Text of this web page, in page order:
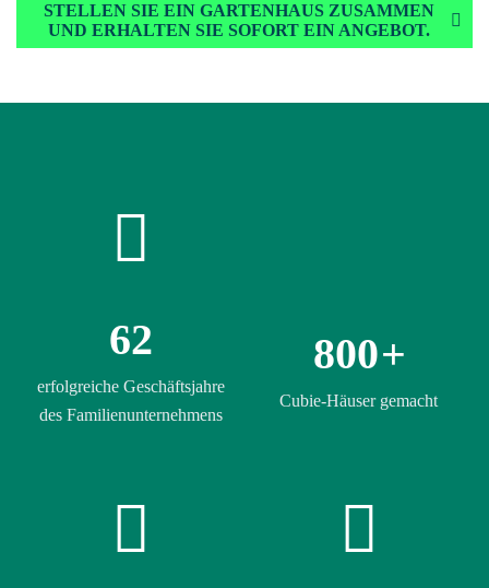
STELLEN SIE EIN GARTENHAUS ZUSAMMEN
UND ERHALTEN SIE SOFORT EIN ANGEBOT.
62
erfolgreiche Geschäftsjahre
des Familienunternehmens
800+
Cubie-Häuser gemacht